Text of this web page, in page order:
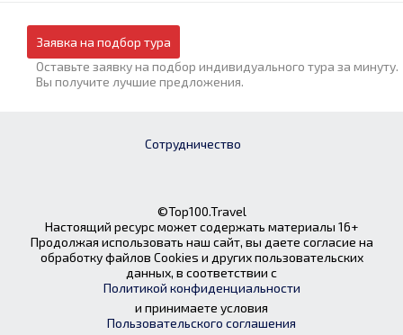
Заявка на подбор тура
Оставьте заявку на подбор индивидуального тура за минуту.
Вы получите лучшие предложения.
Сотрудничество
©Top100.Travel
Настоящий ресурс может содержать материалы 16+
Продолжая использовать наш сайт, вы даете согласие на
обработку файлов Cookies и других пользовательских
данных, в соответствии с
Политикой конфиденциальности
и принимаете условия
Пользовательского соглашения